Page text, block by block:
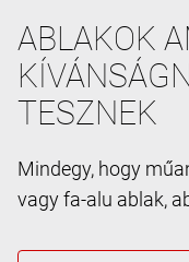
ABLAKOK
TESZNEK
Mindegy, hogy
vagy fa-alu ablak,